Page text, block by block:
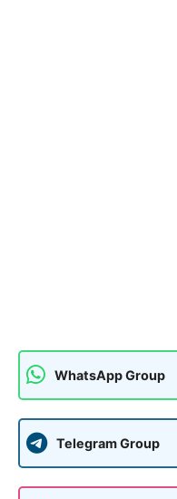
WhatsApp Group
Telegram Group